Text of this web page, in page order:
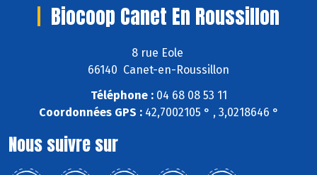
Biocoop Canet En Roussillon
8 rue Eole
66140 Canet-en-Roussillon
Téléphone :04 68 08 53 11
Coordonnées GPS :42,7002105 ° , 3,0218646 °
Nous suivre sur